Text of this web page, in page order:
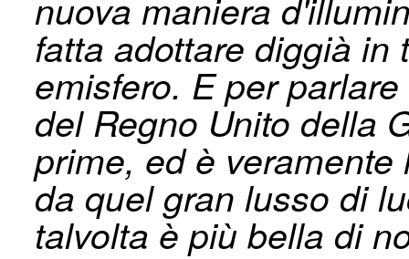
fatta adottare diggià in
emisfero. E per
del Regno Unito della
prime, ed è
da quel gran lusso di
talvolta è più bella di